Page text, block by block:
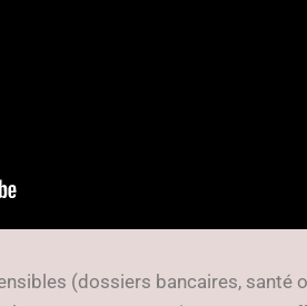
(dossiers bancaires, santé